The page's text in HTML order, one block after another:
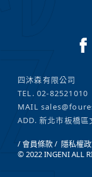
四沐森有限公司
TEL. 02-82521010
MAIL
ADD. 新北市板橋
/ 會員條款 / 隱私權
© 2022 INGENI ALL